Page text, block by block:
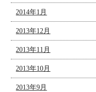
2014年1月
2013年12月
2013年11月
2013年10月
2013年9月